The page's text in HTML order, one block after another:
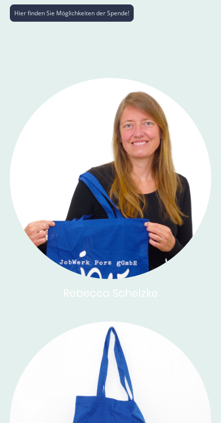
Hier finden Sie Möglichkeiten der Spende!
Rebecca Schelzke